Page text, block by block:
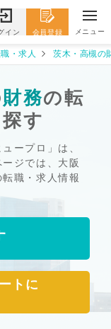
イン 会員登録 メニュー
・求人 茨木・高槻の
財務の転
す
ープロ」は、
ジでは、大阪
職・求人情報
トに